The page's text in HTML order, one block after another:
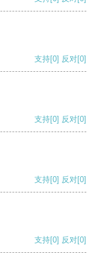
支持[0] 反对[0]
支持[0] 反对[0]
支持[0] 反对[0]
支持[0] 反对[0]